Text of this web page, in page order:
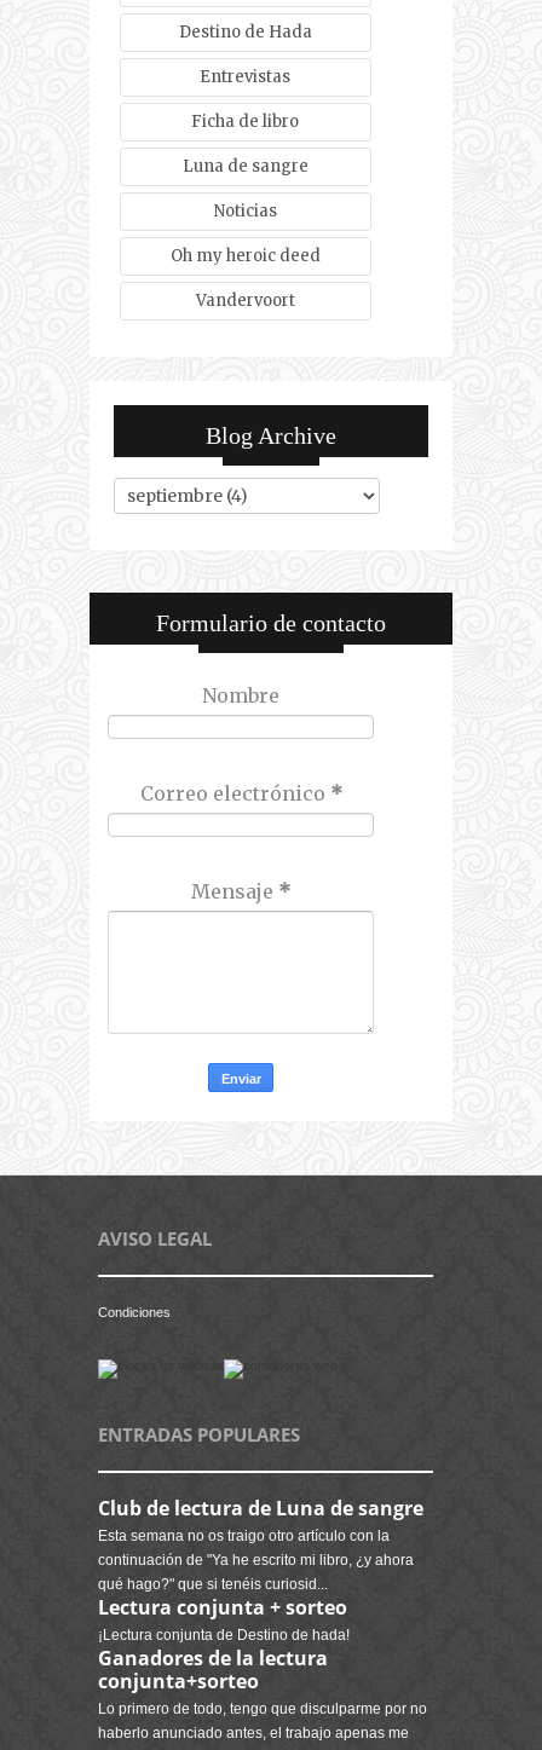
Destino de Hada
Entrevistas
Ficha de libro
Luna de sangre
Noticias
Oh my heroic deed
Vandervoort
Blog Archive
Formulario de contacto
Nombre
Correo electrónico *
Mensaje *
AVISO LEGAL
Condiciones
ENTRADAS POPULARES
Club de lectura de Luna de sangre
Esta semana no os traigo otro artículo con la
continuación de "Ya he escrito mi libro, ¿y ahora
qué hago?" que si tenéis curiosid...
Lectura conjunta + sorteo
¡Lectura conjunta de Destino de hada!
Ganadores de la lectura
conjunta+sorteo
Lo primero de todo, tengo que disculparme por no
haberlo anunciado antes, el trabajo apenas me